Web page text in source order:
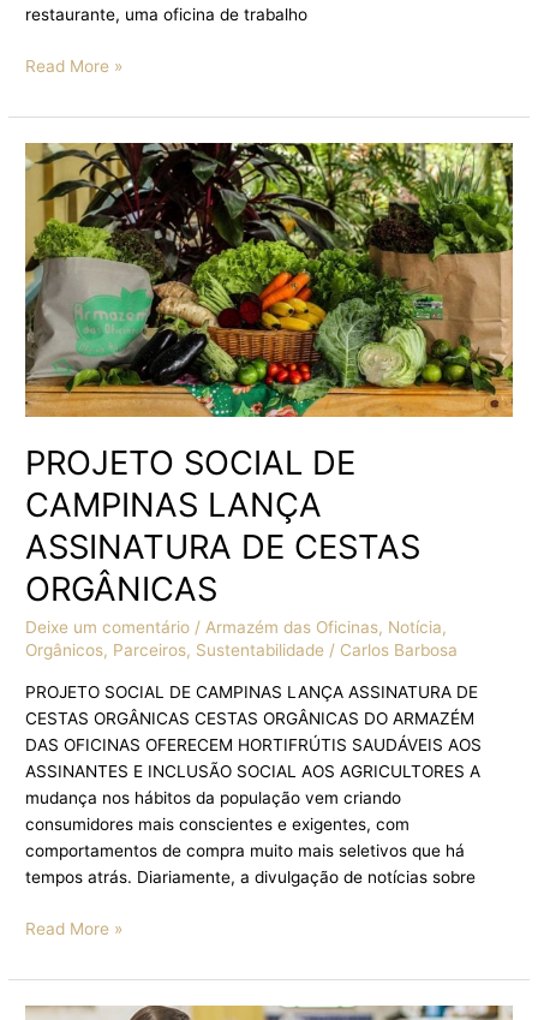
restaurante, uma oficina de trabalho
Read More »
PROJETO SOCIAL DE
CAMPINAS LANÇA
ASSINATURA DE CESTAS
ORGÂNICAS
Deixe um comentário /Armazém das Oficinas, Notícia,
Orgânicos, Parceiros, Sustentabilidade / Carlos Barbosa
PROJETO SOCIAL DE CAMPINAS LANÇA ASSINATURA DE
CESTAS ORGÂNICAS CESTAS ORGÂNICAS DO ARMAZÉM
DAS OFICINAS OFERECEM HORTIFRÚTIS SAUDÁVEIS AOS
ASSINANTES E INCLUSÃO SOCIAL AOS AGRICULTORES A
mudança nos hábitos da população vem criando
consumidores mais conscientes e exigentes, com
comportamentos de compra muito mais seletivos que há
tempos atrás. Diariamente, a divulgação de notícias sobre
PROJETO
SOCIAL
DE
CAMPINAS
LANÇA
ASSINATURA
DE
CESTAS
ORGÂNICAS
Read More »